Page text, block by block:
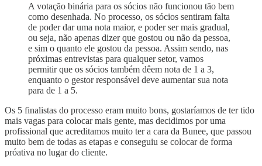
A votação binária para os sócios não funcionou tão bem
como desenhada. No processo, os sócios sentiram falta
de poder dar uma nota maior, e poder ser mais gradual,
ou seja, não apenas dizer que gostou ou não da pessoa,
e sim o quanto ele gostou da pessoa. Assim sendo, nas
próximas entrevistas para qualquer setor, vamos
permitir que os sócios também dêem nota de 1 a 3,
enquanto o gestor responsável deve aumentar sua nota
para de 1 a 5.
Os 5 finalistas do processo eram muito bons, gostaríamos de ter tido
mais vagas para colocar mais gente, mas decidimos por uma
profissional que acreditamos muito ter a cara da Bunee, que passou
muito bem de todas as etapas e conseguiu se colocar de forma
próativa no lugar do cliente.